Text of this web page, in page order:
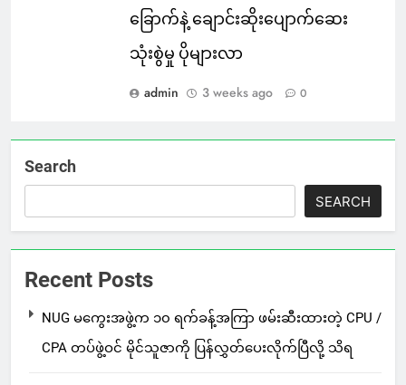
ခြောက်နဲ့ ချောင်းဆိုးပျောက်ဆေး
သုံးစွဲမှု ပိုများလာ
admin 3 weeks ago 0
Search
SEARCH
Recent Posts
NUG မကွေးအဖွဲ့က ၁၀ ရက်ခန့်အကြာ ဖမ်းဆီးထားတဲ့ CPU /
CPA တပ်ဖွဲ့ဝင် မိုင်သူဇာကို ပြန်လွှတ်ပေးလိုက်ပြီလို့ သိရ